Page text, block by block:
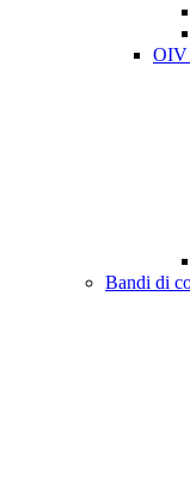
OIV
Bandi di